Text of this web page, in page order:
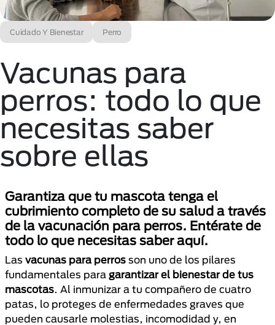
Cuidado Y Bienestar Perro
Vacunas para
perros: todo lo que
necesitas saber
sobre ellas
Garantiza que tu mascota tenga el
cubrimiento completo de su salud a través
de la vacunación para perros. Entérate de
todo lo que necesitas saber aquí.
Las vacunas para perros son uno de los pilares
fundamentales para garantizar el bienestar de tus
mascotas. Al inmunizar a tu compañero de cuatro
patas, lo proteges de enfermedades graves que
pueden causarle molestias, incomodidad y, en